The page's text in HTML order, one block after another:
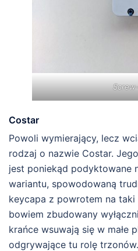
Costar
Powoli wymierający, lecz
rodzaj o nazwie Costar.
jest poniekąd podyktowane
wariantu, spowodowaną
keycapa z powrotem na
bowiem zbudowany
krańce wsuwają się w małe
odgrywające tu rolę